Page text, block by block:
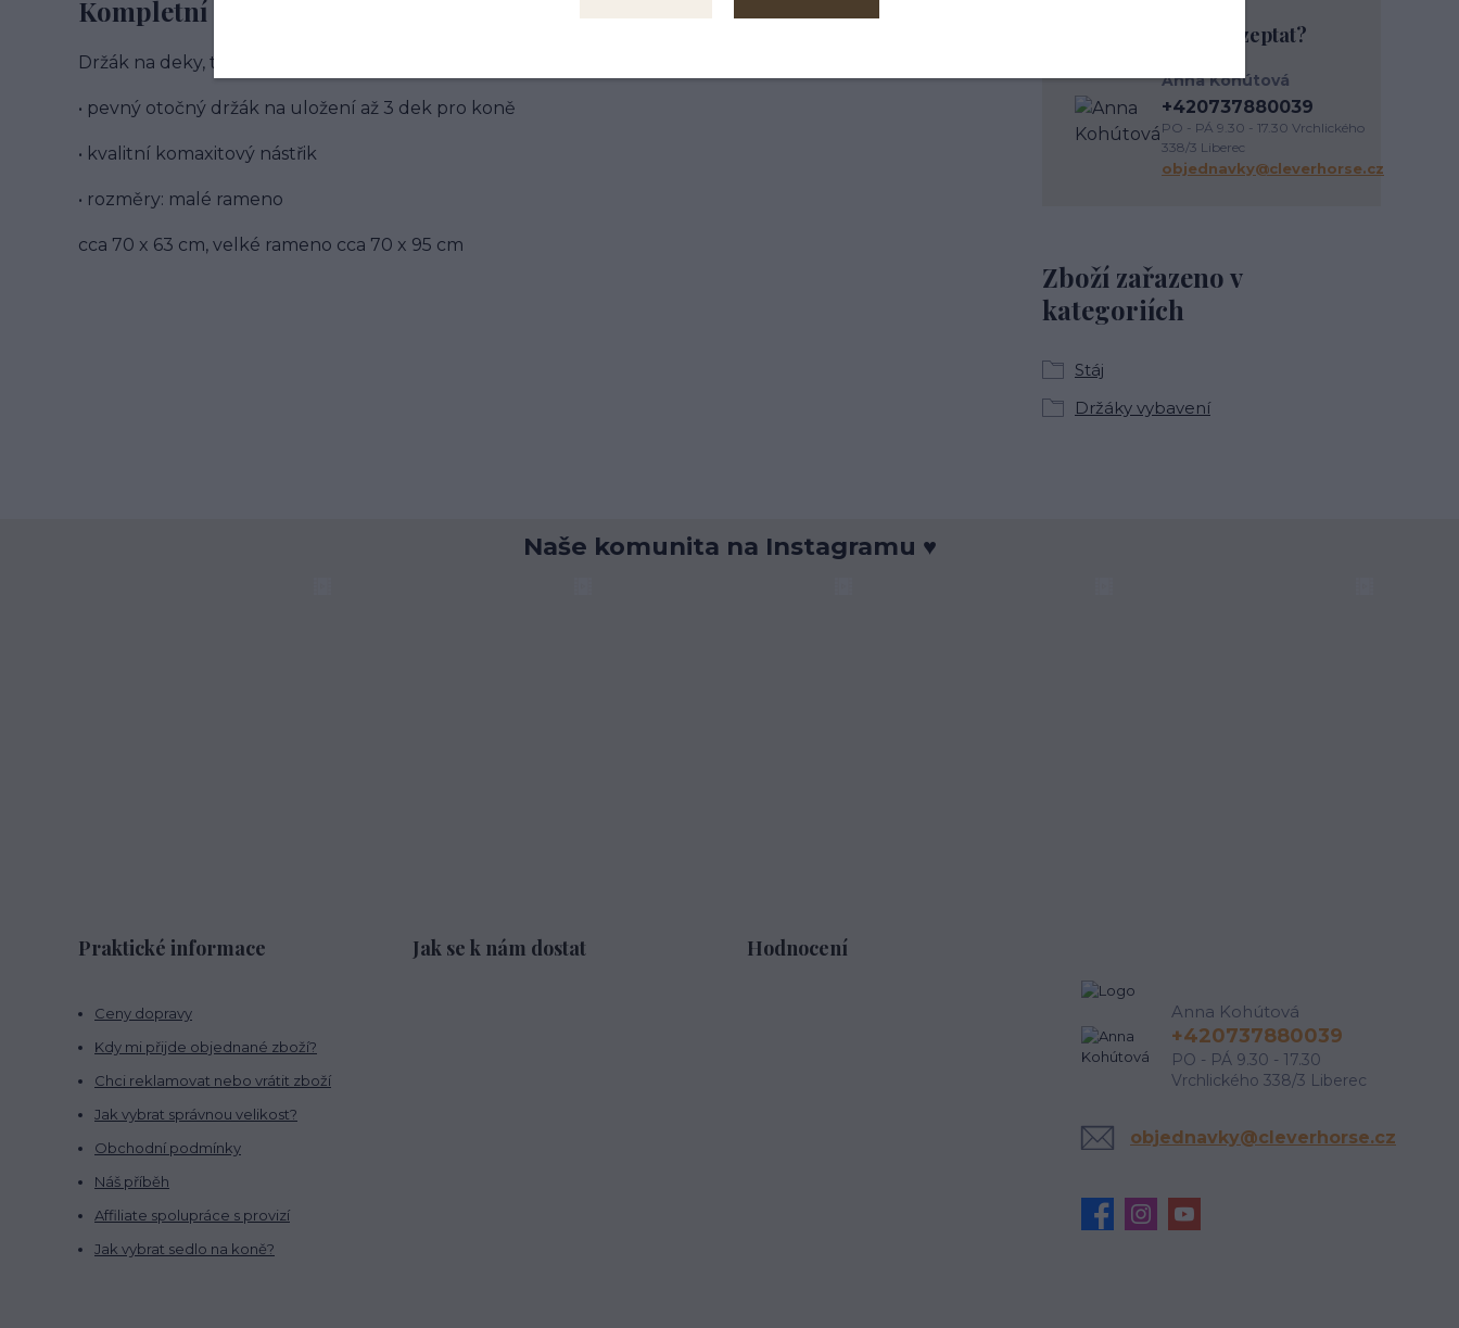
Kompletní specifikace
Držák na deky, trojramenný
• pevný otočný držák na uložení až 3 dek pro koně
• kvalitní komaxitový nástřik
• rozměry: malé rameno
cca 70 x 63 cm, velké rameno cca 70 x 95 cm
Zboží zařazeno v
kategoriích
Stáj
Držáky vybavení
Chcete se na něco zeptat?
Anna Kohútová
+420737880039
PO - PÁ 9.30 - 17.30 Vrchlického
338/3 Liberec
objednavky@cleverhorse.cz
Naše komunita na Instagramu ♥
Praktické informace
Ceny dopravy
Kdy mi přijde objednané zboží?
Chci reklamovat nebo vrátit zboží
Jak vybrat správnou velikost?
Obchodní podmínky
Náš příběh
Affiliate spolupráce s provizí
Jak vybrat sedlo na koně?
Jak se k nám dostat Hodnocení
Anna Kohútová
+420737880039
PO - PÁ 9.30 - 17.30
Vrchlického 338/3 Liberec
objednavky@cleverhorse.cz